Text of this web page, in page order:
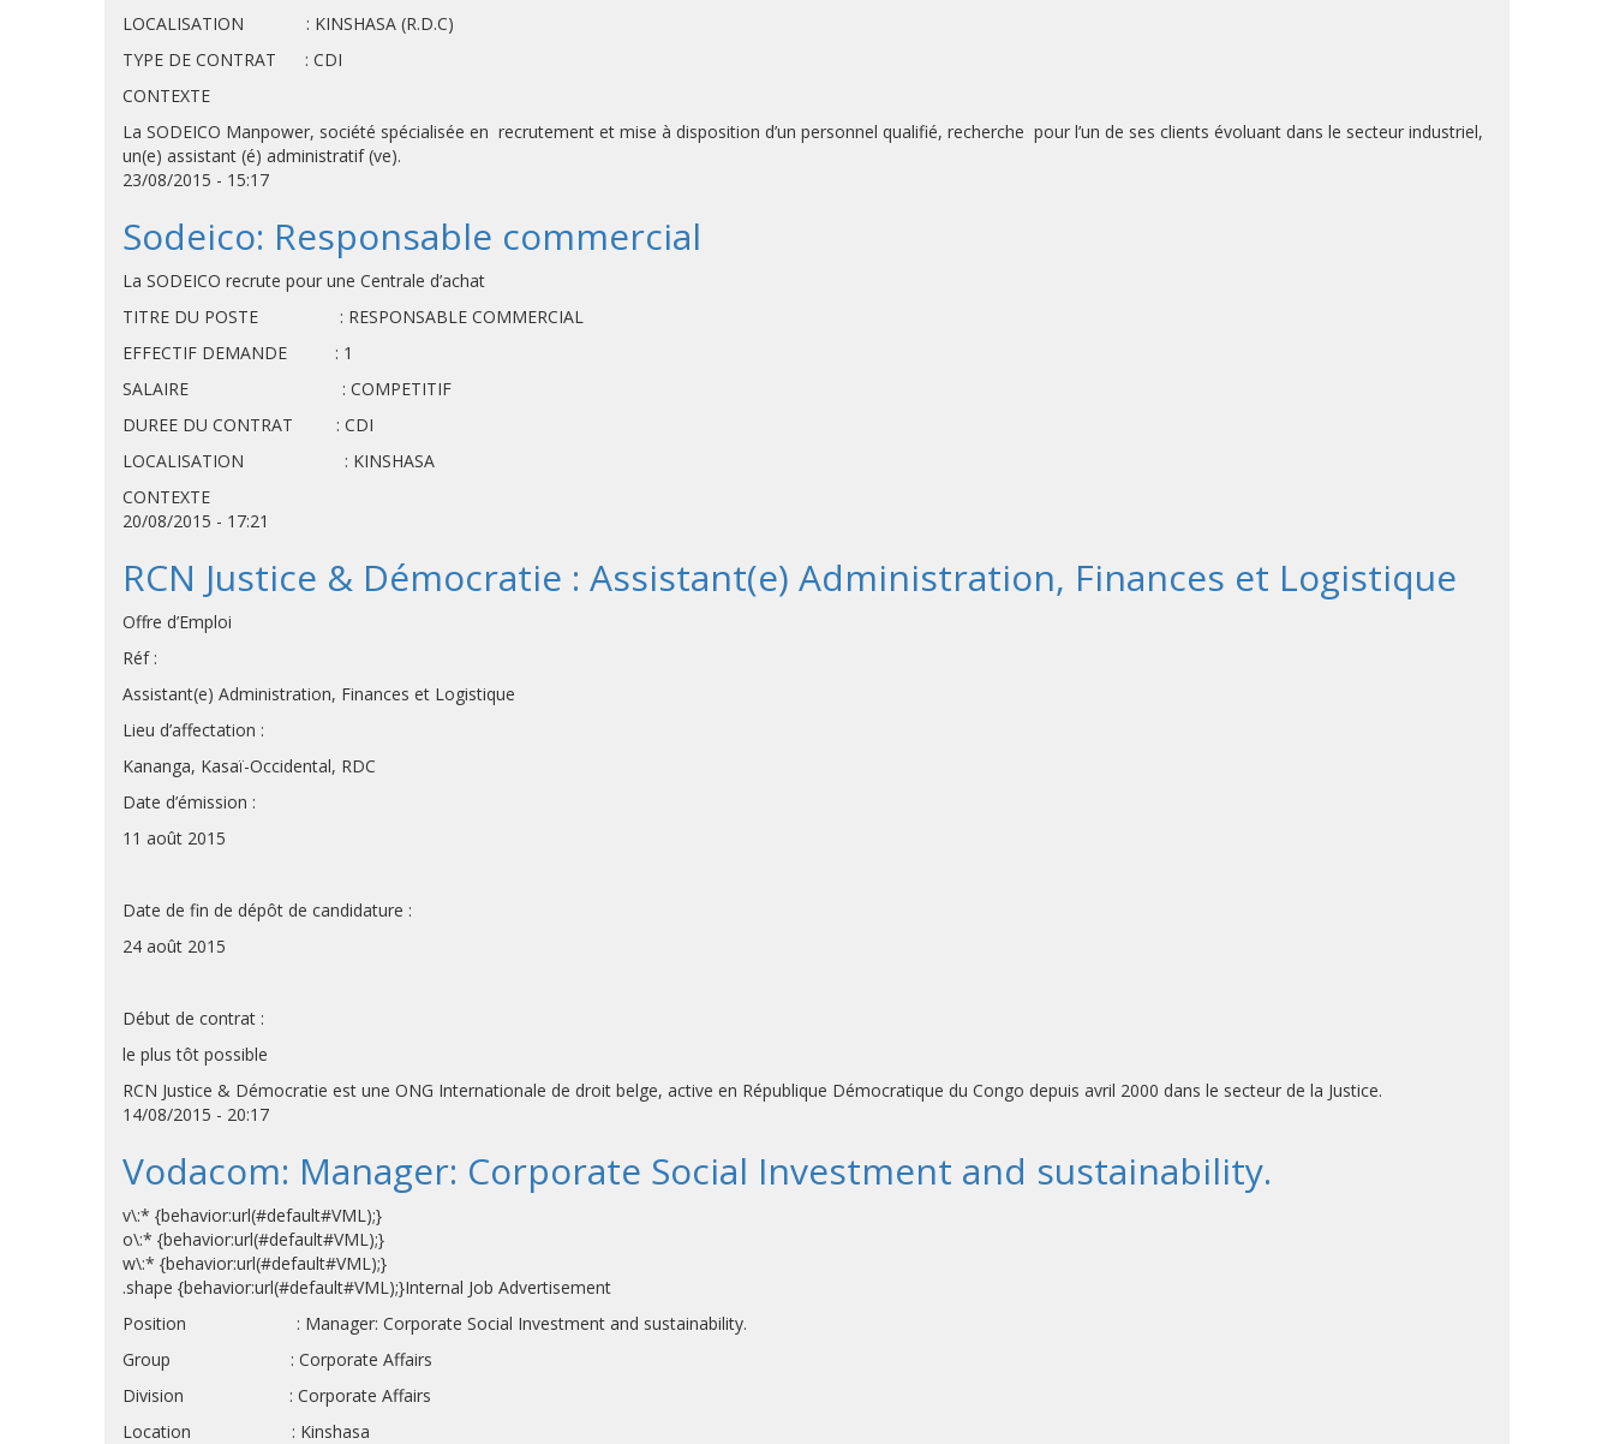
LOCALISATION : KINSHASA (R.D.C)
TYPE DE CONTRAT : CDI
CONTEXTE
La SODEICO Manpower, société spécialisée en recrutement et mise à disposition d’un personnel qualifié, recherche pour l’un de ses clients évoluant dans le secteur industriel,
un(e) assistant (é) administratif (ve).
23/08/2015 - 15:17
Sodeico: Responsable commercial
La SODEICO recrute pour une Centrale d’achat
TITRE DU POSTE : RESPONSABLE COMMERCIAL
EFFECTIF DEMANDE : 1
SALAIRE : COMPETITIF
DUREE DU CONTRAT : CDI
LOCALISATION : KINSHASA
CONTEXTE
20/08/2015 - 17:21
RCN Justice & Démocratie : Assistant(e) Administration, Finances et Logistique
Offre d’Emploi
Réf :
Assistant(e) Administration, Finances et Logistique
Lieu d’affectation :
Kananga, Kasaï-Occidental, RDC
Date d’émission :
11 août 2015
Date de fin de dépôt de candidature :
24 août 2015
Début de contrat :
le plus tôt possible
RCN Justice & Démocratie est une ONG Internationale de droit belge, active en République Démocratique du Congo depuis avril 2000 dans le secteur de la Justice.
14/08/2015 - 20:17
Vodacom: Manager: Corporate Social Investment and sustainability.
v\:* {behavior:url(#default#VML);}
o\:* {behavior:url(#default#VML);}
w\:* {behavior:url(#default#VML);}
.shape {behavior:url(#default#VML);}Internal Job Advertisement
Position : Manager: Corporate Social Investment and sustainability.
Group : Corporate Affairs
Division : Corporate Affairs
Location : Kinshasa